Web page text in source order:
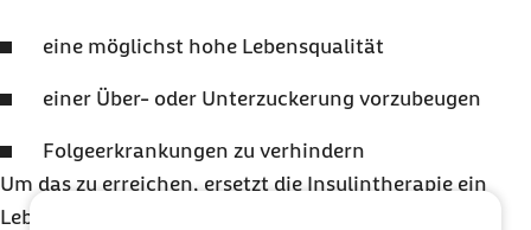
eine möglichst hohe Lebensqualität
einer Über- oder Unterzuckerung vorzubeugen
Folgeerkrankungen zu verhindern
Um das zu erreichen, ersetzt die Insulintherapie ein
Leben lang das dem Körper fehlende Insulin.